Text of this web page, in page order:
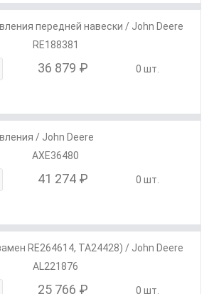
передней навески / John Deere
RE188381
36 879 ₽ 0 шт.
/ John Deere
AXE36480
41 274 ₽ 0 шт.
RE264614, TA24428) / John Deere
AL221876
25 766 ₽ 0 шт.